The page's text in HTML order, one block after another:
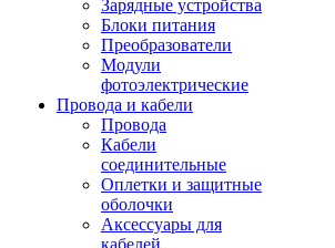
Зарядные устройства
Блоки питания
Преобразователи
Модули
фотоэлектрические
Провода и кабели
Провода
Кабели
соединительные
Оплетки и защитные
оболочки
Аксессуары для
кабелей